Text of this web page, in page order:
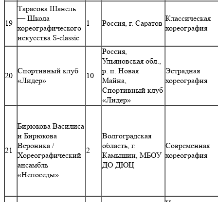
19
Тарасова Шанель
— Школа
хореографического
искусства S-classic
1 Россия, г. Саратов
Классическая
хореография
20
Спортивный клуб
«Лидер»
10
Россия,
Ульяновская обл.,
р. п. Новая
Майна,
Спортивный клуб
«Лидер»
Эстрадная
хореография
21
Бирюкова Василиса
и Бирюкова
Вероника /
Хореографический
ансамбль
«Непоседы»
2
Волгоградская
область, г.
Камышин, МБОУ
ДО ДЮЦ
Современная
хореография